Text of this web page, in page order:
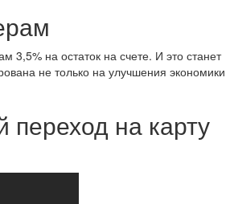
3,5% на остаток на счете. И это станет
не только на улучшения экономики
переход на карту